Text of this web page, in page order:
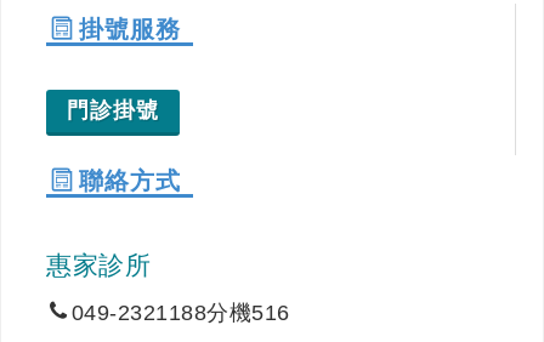
掛號服務
門診掛號
聯絡方式
惠家診所
049-2321188分機516